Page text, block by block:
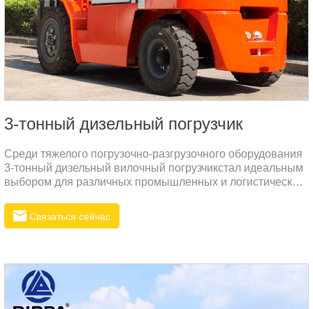
3-тонный дизельный погрузчик
Среди тяжелого погрузочно-разгрузочного оборудования
3-тонный дизельный вилочный погрузчикстал идеальным
выбором для различных промышленных и логистических
производительности и эффективным эксплуатационным
возможностям.
Связаться сейчас